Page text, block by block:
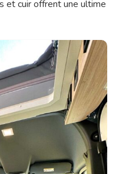
et cuir offrent une ultime